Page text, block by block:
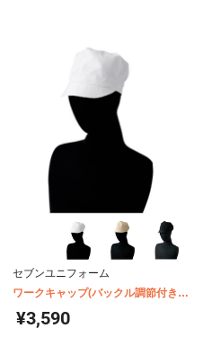
セブンユニフォーム
ワークキャップ(バックル調節付き)
JW4679
¥3,590